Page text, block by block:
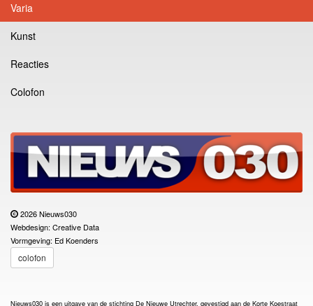
Varia
Kunst
Reacties
Colofon
2026 Nieuws030
Webdesign: Creative Data
Vormgeving: Ed Koenders
colofon
Nieuws030 is een uitgave van de stichting De Nieuwe Utrechter, gevestigd aan de Korte Koestraat